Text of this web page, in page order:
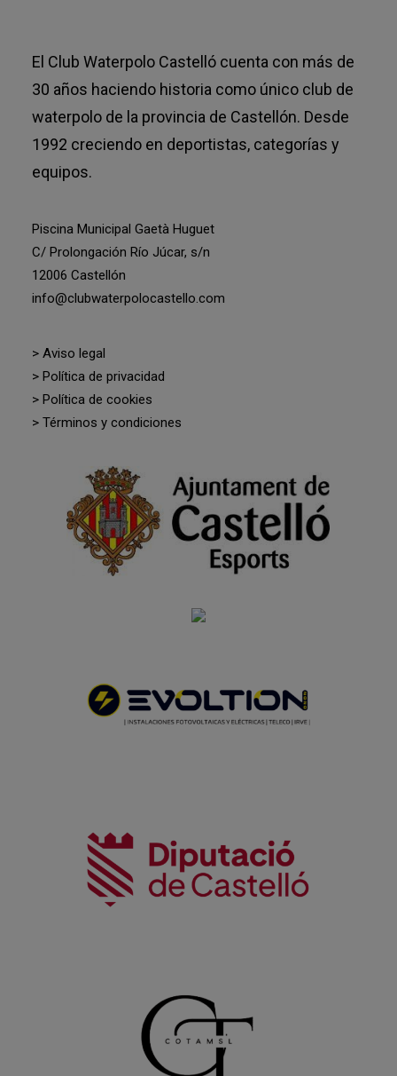
El Club Waterpolo Castelló cuenta con más de
30 años haciendo historia como único club de
waterpolo de la provincia de Castellón. Desde
1992 creciendo en deportistas, categorías y
equipos.
Piscina Municipal Gaetà Huguet
C/ Prolongación Río Júcar, s/n
12006 Castellón
info@clubwaterpolocastello.com
> Aviso legal
> Política de privacidad
> Política de cookies
> Términos y condiciones